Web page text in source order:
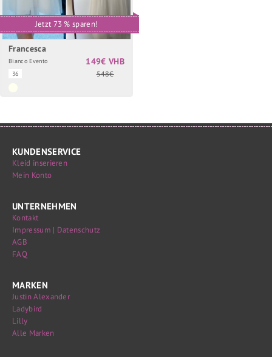
Jetzt 73 % sparen!
Francesca
Bianco Evento
36
149€ VHB
548€
KUNDENSERVICE
Kleid inserieren
Mein Konto
UNTERNEHMEN
Kontakt
Impressum | Datenschutz
AGB
FAQ
MARKEN
Justin Alexander
Ladybird
Lilly
Alle Marken